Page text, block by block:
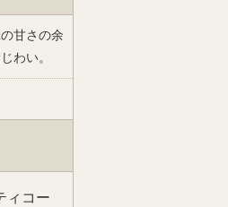
甘さの余
わい。
ィコー